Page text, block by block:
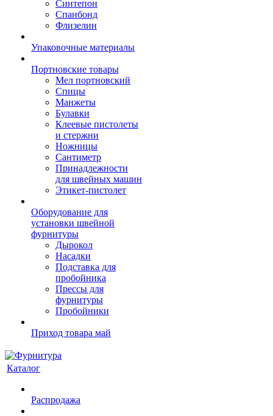
Синтепон
Спанбонд
Флизелин
Упаковочные материалы
Портновские товары
Мел портновский
Спицы
Манжеты
Булавки
Клеевые пистолеты
и стержни
Ножницы
Сантиметр
Принадлежности
для швейных машин
Этикет-пистолет
Оборудование для
установки швейной
фурнитуры
Дырокол
Насадки
Подставка для
пробойника
Прессы для
фурнитуры
Пробойники
Приход товара май
Каталог
Распродажа